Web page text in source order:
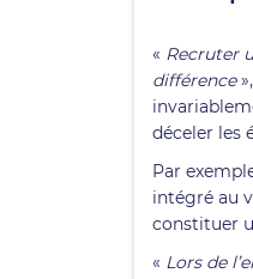
« Recruter
différence
déceler les
Par
intégré au
constituer
« Lors de